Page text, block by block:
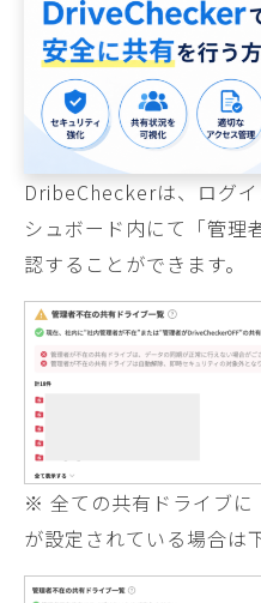
DribeCheckerは、ログ
シュボード内にて「管理
認することができます。
※ 全ての共有ドライブに
が設定されている場合は